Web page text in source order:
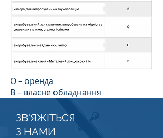
О – оренда
В – власне обладнання
ЗВ'ЯЖІТЬСЯ
З НАМИ